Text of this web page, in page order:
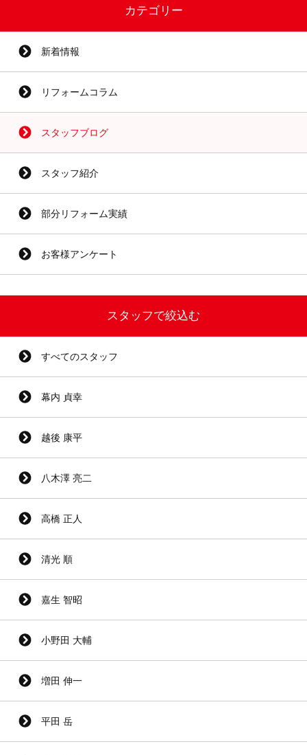
カテゴリー
新着情報
リフォームコラム
スタッフブログ
スタッフ紹介
部分リフォーム実績
お客様アンケート
スタッフで絞込む
すべてのスタッフ
幕内 貞幸
越後 康平
八木澤 亮二
高橋 正人
清光 順
嘉生 智昭
小野田 大輔
増田 伸一
平田 岳